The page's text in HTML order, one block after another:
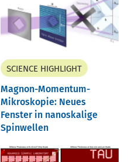
SCIENCE HIGHLIGHT
Magnon-Momentum-
Mikroskopie: Neues
Fenster in nanoskalige
Spinwellen